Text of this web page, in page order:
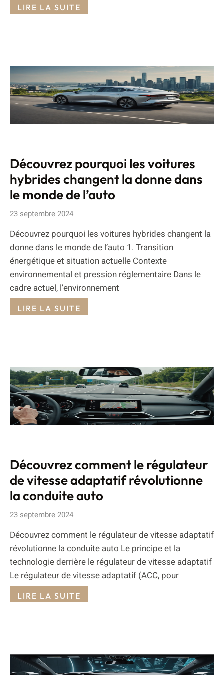
LIRE LA SUITE
Découvrez pourquoi les voitures
hybrides changent la donne dans
le monde de l’auto
23 septembre 2024
Découvrez pourquoi les voitures hybrides changent la
donne dans le monde de l’auto 1. Transition
énergétique et situation actuelle Contexte
environnemental et pression réglementaire Dans le
cadre actuel, l’environnement
LIRE LA SUITE
Découvrez comment le régulateur
de vitesse adaptatif révolutionne
la conduite auto
23 septembre 2024
Découvrez comment le régulateur de vitesse adaptatif
révolutionne la conduite auto Le principe et la
technologie derrière le régulateur de vitesse adaptatif
Le régulateur de vitesse adaptatif (ACC, pour
LIRE LA SUITE